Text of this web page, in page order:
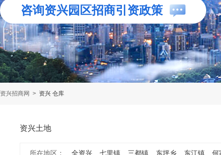
咨询资兴园区招商引资政策
资兴招商网 > 资兴 仓库
资兴土地
所在地区： 全资兴 七里镇 三都镇 东坪乡 东江镇 何